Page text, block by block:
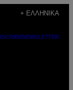
+ ΕΛΛΗΝΙΚΆ
NEWSLETTER